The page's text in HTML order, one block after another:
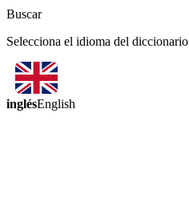
Buscar
Selecciona el idioma del diccionario
inglésEnglish